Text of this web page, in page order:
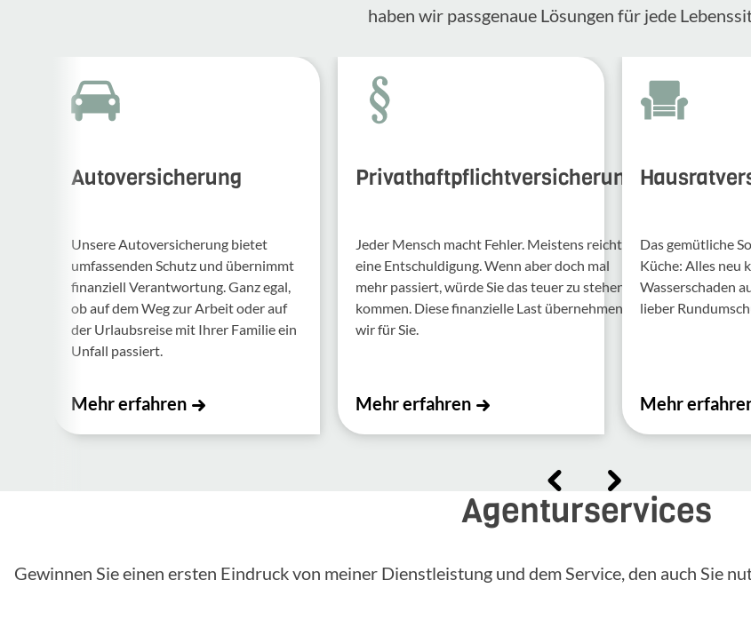
haben wir passgenaue Lösungen für jede
Autoversicherung
Unsere Auto­ver­si­che­rung bietet
umfas­senden Schutz und über­nimmt
finan­ziell Verant­wor­tung. Ganz egal,
ob auf dem Weg zur Arbeit oder auf
der Urlaubs­reise mit Ihrer Familie ein
Unfall passiert.
Mehr erfahren
Privathaftpflichtversicherung
Jeder Mensch macht Fehler. Meis­tens reicht
eine Entschul­di­gung. Wenn aber doch mal
mehr passiert, würde Sie das teuer zu stehen
kommen. Diese finan­zi­elle Last über­nehmen
wir für Sie.
Mehr erfahren
Das gemütliche
Küche: Alles neu
Wasserschaden
lieber
Mehr
Agenturservices
Gewinnen Sie einen ersten Eindruck von meiner Dienstleistung und dem Service, den auch Sie